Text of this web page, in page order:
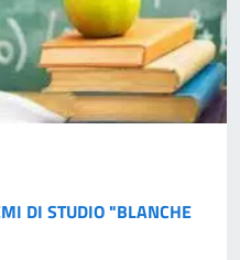
DI STUDIO "BLANCHE